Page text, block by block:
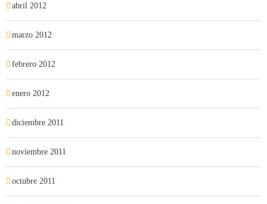
abril 2012
marzo 2012
febrero 2012
enero 2012
diciembre 2011
noviembre 2011
octubre 2011